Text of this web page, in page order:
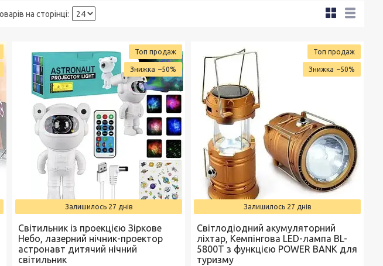
Топ продаж
–50%
Залишилось 27 днів
Світильник із проекцією Зіркове
Небо, лазерний нічник-проектор
астронавт дитячий нічний
світильник
Топ продаж
–50%
Залишилось 27 днів
Світлодіодний акумуляторний
ліхтар, Кемпінгова LED-лампа BL-
5800T з функцією POWER BANK для
туризму